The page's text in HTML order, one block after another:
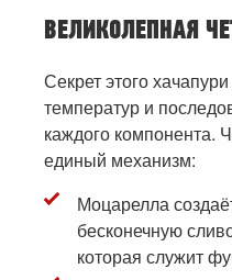
ВЕЛИКОЛЕПНАЯ
Секрет этого
температур и
каждого компонента.
единый механизм:
Моцарелла
бесконечную
которая служит